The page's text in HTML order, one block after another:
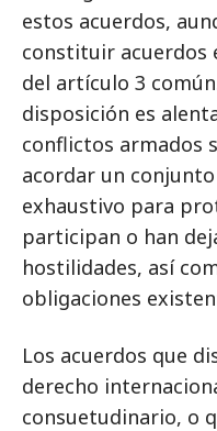
estos acuerdos,
constituir acuerdos
del artículo 3
disposición es
conflictos armados
acordar un
exhaustivo para
participan o han
hostilidades, así
obligaciones
Los acuerdos que
derecho
consuetudinario, o